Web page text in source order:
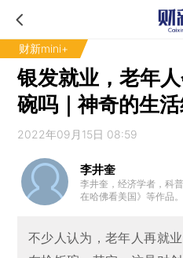
财新mini+
银发就业，老年
碗吗｜神奇的生
2022年09月15日 08:59
李井奎
李井奎，经济学者，科
在哈佛看美国》等作品。
不少人认为，老年人再就